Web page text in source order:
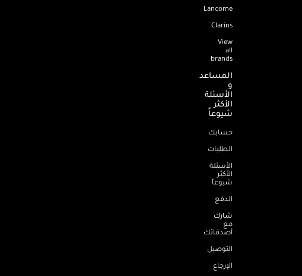
Lancome
Clarins
View
all
brands
المساعد
و
الأسئلة
الأكثر
شيوعاً
حسابك
الطلبات
الأسئلة
الأكثر
شيوعاً
الدفع
شارك
مع
أصدقائك
التوصيل
الإرجاع